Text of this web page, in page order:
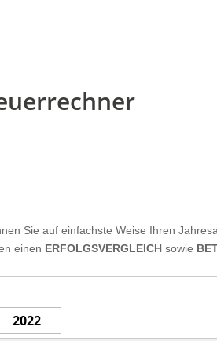
Sie auf einfachste Weise Ihren
einen ERFOLGSVERGLEICH sowie